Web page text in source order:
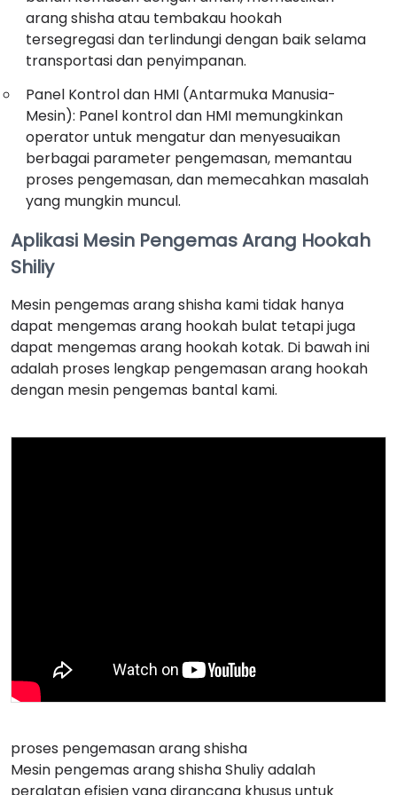
arang shisha atau tembakau hookah
tersegregasi dan terlindungi dengan baik selama
transportasi dan penyimpanan.
Panel Kontrol dan HMI (Antarmuka Manusia-
Mesin): Panel kontrol dan HMI memungkinkan
operator untuk mengatur dan menyesuaikan
berbagai parameter pengemasan, memantau
proses pengemasan, dan memecahkan masalah
yang mungkin muncul.
Aplikasi Mesin Pengemas Arang Hookah
Shiliy
Mesin pengemas arang shisha kami tidak hanya
dapat mengemas arang hookah bulat tetapi juga
dapat mengemas arang hookah kotak. Di bawah ini
adalah proses lengkap pengemasan arang hookah
dengan mesin pengemas bantal kami.
proses pengemasan arang shisha
Mesin pengemas arang shisha Shuliy adalah
peralatan efisien yang dirancang khusus untuk